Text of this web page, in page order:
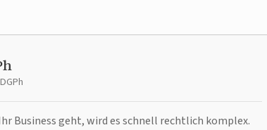
Business geht, wird es schnell rechtlich komplex.